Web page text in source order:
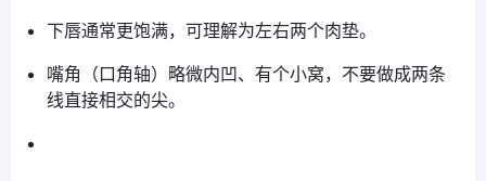
下唇通常更饱满，可理解为左右两个肉垫。
嘴角（口角轴）略微内凹、有个小窝，不要做成两条
线直接相交的尖。